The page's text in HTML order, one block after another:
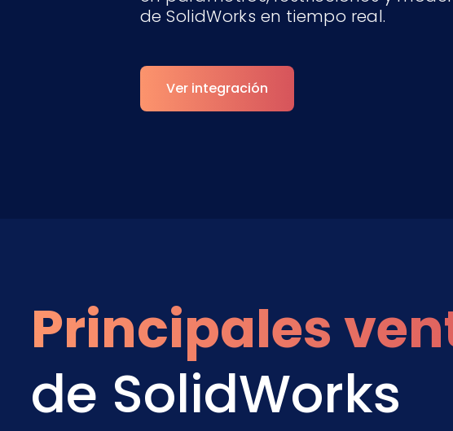
de SolidWorks en tiempo real.
Ver integración
Principales
de SolidWorks